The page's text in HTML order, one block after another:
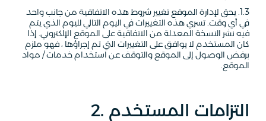
1.3. يحق لإدارة الموقع تغيير شروط هذه الاتفاقية من جانب واحد
في أي وقت. تسري هذه التغييرات في اليوم التالي لليوم الذي يتم
فيه نشر النسخة المعدلة من الاتفاقية على الموقع الإلكتروني. إذا
كان المستخدم لا يوافق على التغييرات التي تم إجراؤها ، فهو ملزم
برفض الوصول إلى الموقع والتوقف عن استخدام خدمات / مواد
الموقع.
2. التزامات المستخدم